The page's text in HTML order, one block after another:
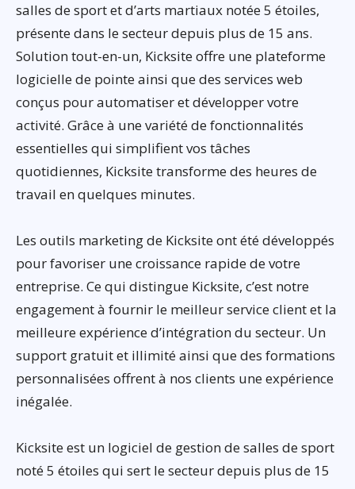
salles de sport et d’arts martiaux notée 5 étoiles,
présente dans le secteur depuis plus de 15 ans.
Solution tout-en-un, Kicksite offre une plateforme
logicielle de pointe ainsi que des services web
conçus pour automatiser et développer votre
activité. Grâce à une variété de fonctionnalités
essentielles qui simplifient vos tâches
quotidiennes, Kicksite transforme des heures de
travail en quelques minutes.
Les outils marketing de Kicksite ont été développés
pour favoriser une croissance rapide de votre
entreprise. Ce qui distingue Kicksite, c’est notre
engagement à fournir le meilleur service client et la
meilleure expérience d’intégration du secteur. Un
support gratuit et illimité ainsi que des formations
personnalisées offrent à nos clients une expérience
inégalée.
Kicksite est un logiciel de gestion de salles de sport
noté 5 étoiles qui sert le secteur depuis plus de 15